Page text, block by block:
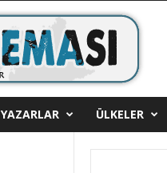
YAZARLAR ÜLKELER